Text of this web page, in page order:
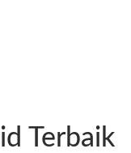
Terbaik